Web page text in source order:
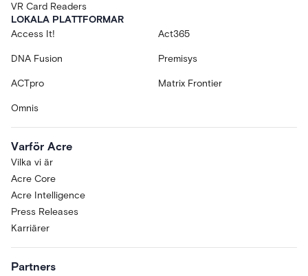
VR Card Readers
LOKALA PLATTFORMAR
Access It!
Act365
DNA Fusion Premisys
ACTpro Matrix Frontier
Omnis
Varför Acre
Vilka vi är
Acre Core
Acre Intelligence
Press Releases
Karriärer
Partners